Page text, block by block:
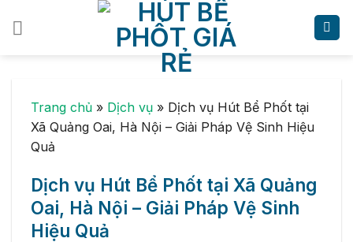
Trang chủ » Dịch vụ » Dịch vụ Hút Bể Phốt tại
Xã Quảng Oai, Hà Nội – Giải Pháp Vệ Sinh Hiệu
Quả
Dịch vụ Hút Bể Phốt tại Xã Quảng
Oai, Hà Nội – Giải Pháp Vệ Sinh
Hiệu Quả